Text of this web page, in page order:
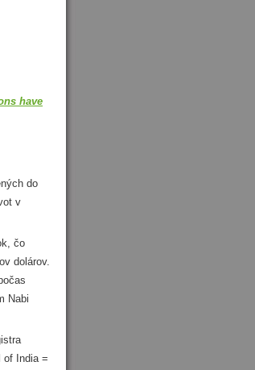
have
do
v
čo
dolárov.
Nabi
of India =